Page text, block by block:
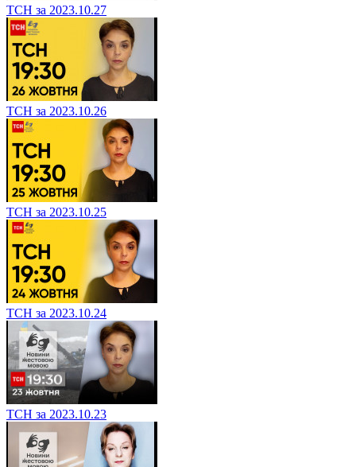
ТСН за 2023.10.27
ТСН за 2023.10.26
ТСН за 2023.10.25
ТСН за 2023.10.24
ТСН за 2023.10.23